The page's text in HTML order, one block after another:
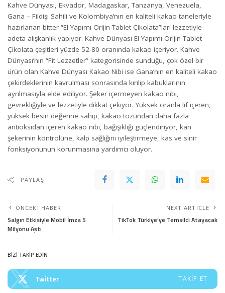
Kahve Dünyası, Ekvador, Madagaskar, Tanzanya, Venezuela,
Gana – Fildişi Sahili ve Kolombiya’nın en kaliteli kakao taneleriyle
hazırlanan bitter “El Yapımı Orijin Tablet Çikolata”ları lezzetiyle
adeta alışkanlık yapıyor. Kahve Dünyası El Yapımı Orijin Tablet
Çikolata çeşitleri yüzde 52-80 oranında kakao içeriyor. Kahve
Dünyası’nın “Fit Lezzetler” kategorisinde sunduğu, çok özel bir
ürün olan Kahve Dünyası Kakao Nibi ise Gana’nın en kaliteli kakao
çekirdeklerinin kavrulması sonrasında kırılıp kabuklarının
ayrılmasıyla elde ediliyor. Şeker içermeyen kakao nibi,
gevrekliğiyle ve lezzetiyle dikkat çekiyor. Yüksek oranla lif içeren,
yüksek besin değerine sahip, kakao tozundan daha fazla
antioksidan içeren kakao nibi, bağışıklığı güçlendiriyor, kan
şekerinin kontrolüne, kalp sağlığını iyileştirmeye, kas ve sinir
fonksiyonunun korunmasına yardımcı oluyor.
PAYLAŞ
ÖNCEKI HABER
Salgın Etkisiyle Mobil İmza 5
Milyonu Aştı
NEXT ARTICLE
TikTok Türkiye’ye Temsilci Atayacak
BİZİ TAKİP EDİN
Twitter TAKIP ET